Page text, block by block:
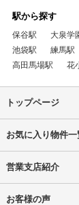
駅から探す
保谷駅 大泉学
池袋駅
練馬駅
高田馬場駅
花
トップページ
お気に入り物件一
営業支店紹介
お客様の声